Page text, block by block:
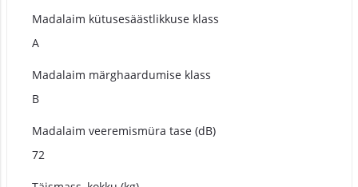
Madalaim kütusesäästlikkuse klass
A
Madalaim märghaardumise klass
B
Madalaim veeremismüra tase (dB)
72